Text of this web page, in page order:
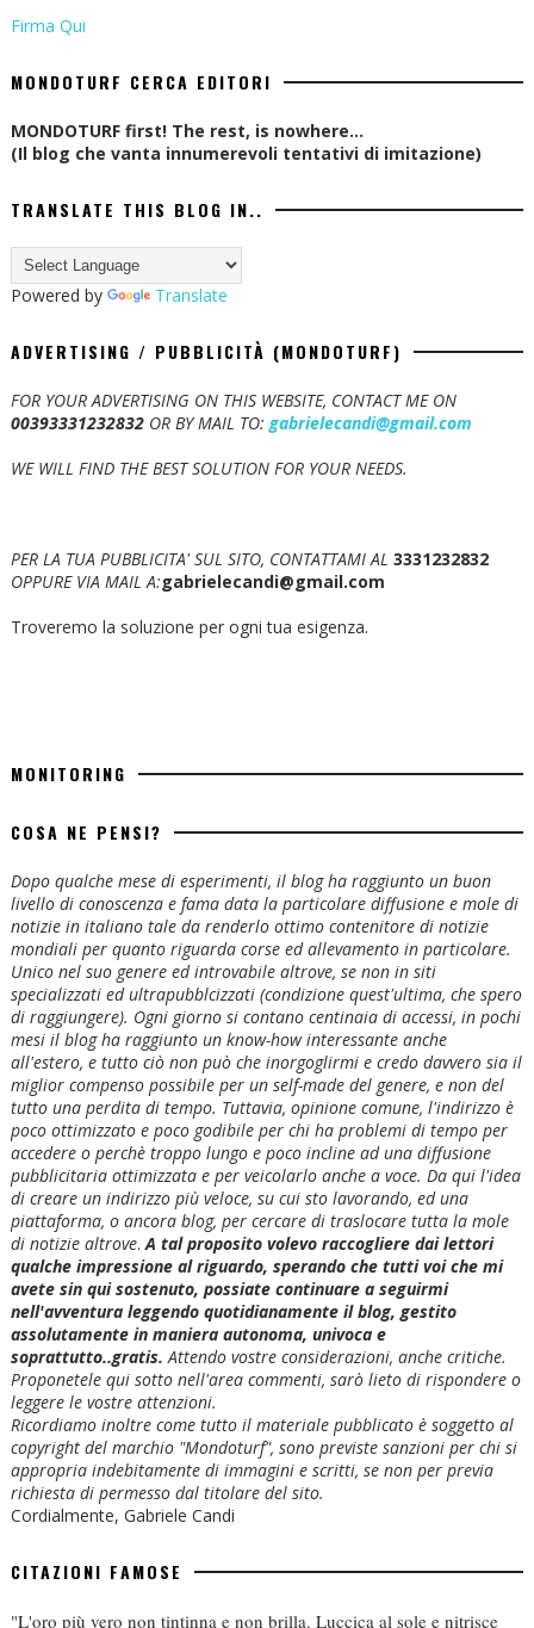
Firma Qui
MONDOTURF CERCA EDITORI
MONDOTURF first! The rest, is nowhere...
(Il blog che vanta innumerevoli tentativi di imitazione)
TRANSLATE THIS BLOG IN..
Powered by Translate
ADVERTISING / PUBBLICITÀ (MONDOTURF)
FOR YOUR ADVERTISING ON THIS WEBSITE, CONTACT ME ON
00393331232832OR BY MAIL TO:gabrielecandi@gmail.com
WE WILL FIND THE BEST SOLUTION FOR YOUR NEEDS.
PER LA TUA PUBBLICITA' SUL SITO, CONTATTAMI AL 3331232832
OPPURE VIA MAIL A:gabrielecandi@gmail.com
Troveremo la soluzione per ogni tua esigenza.
MONITORING
COSA NE PENSI?
Dopo qualche mese di esperimenti, il blog ha raggiunto un buon
livello di conoscenza e fama data la particolare diffusione e mole di
notizie in italiano tale da renderlo ottimo contenitore di notizie
mondiali per quanto riguarda corse ed allevamento in particolare.
Unico nel suo genere ed introvabile altrove, se non in siti
specializzati ed ultrapubblcizzati (condizione quest'ultima, che spero
di raggiungere). Ogni giorno si contano centinaia di accessi, in pochi
mesi il blog ha raggiunto un know-how interessante anche
all'estero, e tutto ciò non può che inorgoglirmi e credo davvero sia il
miglior compenso possibile per un self-made del genere, e non del
tutto una perdita di tempo. Tuttavia, opinione comune, l'indirizzo è
poco ottimizzato e poco godibile per chi ha problemi di tempo per
accedere o perchè troppo lungo e poco incline ad una diffusione
pubblicitaria ottimizzata e per veicolarlo anche a voce. Da qui l'idea
di creare un indirizzo più veloce, su cui sto lavorando, ed una
piattaforma, o ancora blog, per cercare di traslocare tutta la mole
di notizie altrove.A tal proposito volevo raccogliere dai lettori
qualche impressione al riguardo, sperando che tutti voi che mi
avete sin qui sostenuto, possiate continuare a seguirmi
nell'avventura leggendo quotidianamente il blog, gestito
assolutamente in maniera autonoma, univoca e
soprattutto..gratis. Attendo vostre considerazioni, anche critiche.
Proponetele qui sotto nell'area commenti, sarò lieto di rispondere o
leggere le vostre attenzioni.
Ricordiamo inoltre come tutto il materiale pubblicato è soggetto al
copyright del marchio "Mondoturf", sono previste sanzioni per chi si
appropria indebitamente di immagini e scritti, se non per previa
richiesta di permesso dal titolare del sito.
Cordialmente, Gabriele Candi
CITAZIONI FAMOSE
"L'oro più vero non tintinna e non brilla. Luccica al sole e nitrisce